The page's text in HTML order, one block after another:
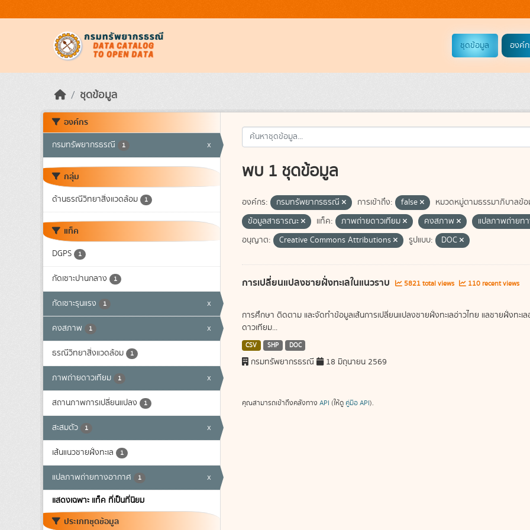
ชุดข้อมูล องค์
ชุดข้อมูล
องค์กร
กรมทรัพยากรธรณี 1 x
กลุ่ม
ด้านธรณีวิทยาสิ่งแวดล้อม 1
แท็ค
DGPS 1
กัดเซาะปานกลาง 1
กัดเซาะรุนแรง 1 x
คงสภาพ 1 x
ธรณีวิทยาสิ่งแวดล้อม 1
ภาพถ่ายดาวเทียม 1 x
สถานภาพการเปลี่ยนแปลง 1
สะสมตัว 1 x
เส้นแนวชายฝั่งทะเล 1
แปลภาพถ่ายทางอากาศ 1
x
แสดงเฉพาะ แท็ค ที่เป็นที่นิยม
ประเภทชุดข้อมูล
พบ 1 ชุดข้อมูล
องค์กร: กรมทรัพยากรธรณี การเข้าถึง: false
หมวดหมู่ตามธรรมาภิบาลข้
ข้อมูลสาธารณะ
แท็ค: ภาพถ่ายดาวเทียม คงสภาพ
แปลภาพถ่ายท
อนุญาต:
Creative Commons Attributions รูปแบบ: DOC
การเปลี่ยนแปลงชายฝั่งทะเลในแนวราบ 5821 total views 110 recent views
การศึกษา ติดตาม และจัดทำข้อมูลเส้นการเปลี่ยนแปลงชายฝั่งทะเลอ่าวไทย แลชายฝั่งท
ดาวเทียม...
CSV SHP DOC
กรมทรัพยากรธรณี 18 มิถุนายน 2569
คุณสามารถเข้าถึงคลังทาง API (ให้ดู คู่มือ API).